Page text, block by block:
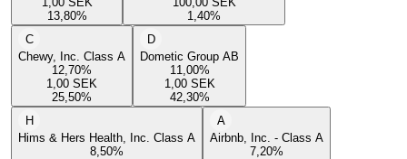
13,80%
1,40%
C
Chewy, Inc. Class A
12,70%
1,00 SEK
25,50%
D
Dometic Group AB
11,00%
1,00 SEK
42,30%
H
Hims & Hers Health, Inc. Class A
8,50%
A
Airbnb, Inc. - Class A
7,20%